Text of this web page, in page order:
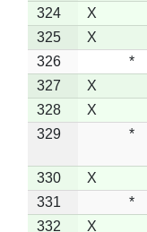
324
X
325
X
326
*
327
X
328
X
329
*
330
X
331
*
332
X